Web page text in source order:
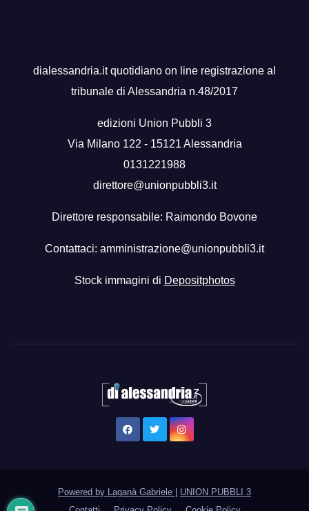
dialessandria.it quotidiano on line registrazione al
tribunale di Alessandria n.48/2017
edizioni Union Pubbli 3
Via Milano 122 - 15121 Alessandria
0131221988
direttore@unionpubbli3.it
Direttore responsabile: Raimondo Bovone
Contattaci: amministrazione@unionpubbli3.it
Stock immagini di Depositphotos
Powered by Laganà Gabriele | UNION PUBBLI 3